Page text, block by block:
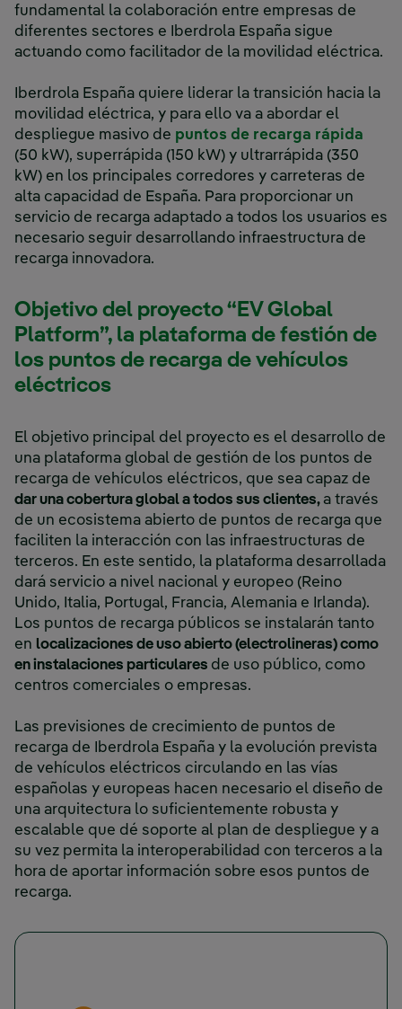
fundamental la colaboración entre empresas de
diferentes sectores e Iberdrola España sigue
actuando como facilitador de la movilidad eléctrica.
Iberdrola España quiere liderar la transición hacia la
movilidad eléctrica, y para ello va a abordar el
despliegue masivo de puntos de recarga rápida
(50 kW), superrápida (150 kW) y ultrarrápida (350
kW) en los principales corredores y carreteras de
alta capacidad de España. Para proporcionar un
servicio de recarga adaptado a todos los usuarios es
necesario seguir desarrollando infraestructura de
recarga innovadora.
Objetivo del proyecto “EV Global
Platform”, la plataforma de festión de
los puntos de recarga de vehículos
eléctricos
El objetivo principal del proyecto es el desarrollo de
una plataforma global de gestión de los puntos de
recarga de vehículos eléctricos, que sea capaz de
dar una cobertura global a todos sus clientes,a través
de un ecosistema abierto de puntos de recarga que
faciliten la interacción con las infraestructuras de
terceros. En este sentido, la plataforma desarrollada
dará servicio a nivel nacional y europeo (Reino
Unido, Italia, Portugal, Francia, Alemania e Irlanda).
Los puntos de recarga públicos se instalarán tanto
en localizaciones de uso abierto (electrolineras) como
en instalaciones particulares de uso público, como
centros comerciales o empresas.
Las previsiones de crecimiento de puntos de
recarga de Iberdrola España y la evolución prevista
de vehículos eléctricos circulando en las vías
españolas y europeas hacen necesario el diseño de
una arquitectura lo suficientemente robusta y
escalable que dé soporte al plan de despliegue y a
su vez permita la interoperabilidad con terceros a la
hora de aportar información sobre esos puntos de
recarga.